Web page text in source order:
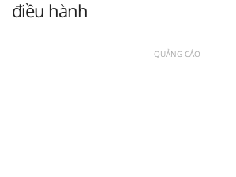
điều hành
QUẢNG CÁO